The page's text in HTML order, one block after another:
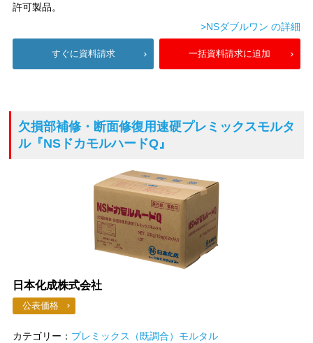
許可製品。
>NSダブルワン の詳細
すぐに資料請求 一括資料請求に追加
欠損部補修・断面修復用速硬プレミックスモルタ
ル『NSドカモルハードQ』
日本化成株式会社
公表価格
カテゴリー： プレミックス（既調合）モルタル